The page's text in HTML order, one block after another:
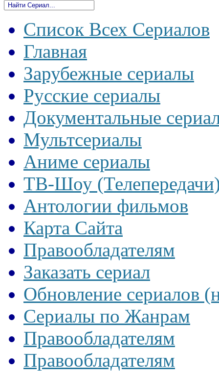
Список Всех Сериалов
Главная
Зарубежные сериалы
Русские сериалы
Документальные
Мультсериалы
Аниме сериалы
ТВ-Шоу
Антологии фильмов
Карта Сайта
Правообладателям
Заказать сериал
Обновление сериалов
Сериалы по Жанрам
Правообладателям
Правообладателям